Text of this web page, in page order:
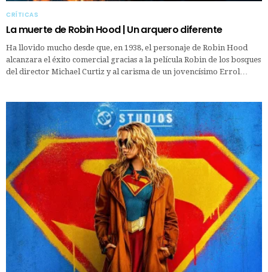
CRÍTICAS
La muerte de Robin Hood | Un arquero diferente
Ha llovido mucho desde que, en 1938, el personaje de Robin Hood
alcanzara el éxito comercial gracias a la película Robin de los bosques
del director Michael Curtiz y al carisma de un jovencísimo Errol…